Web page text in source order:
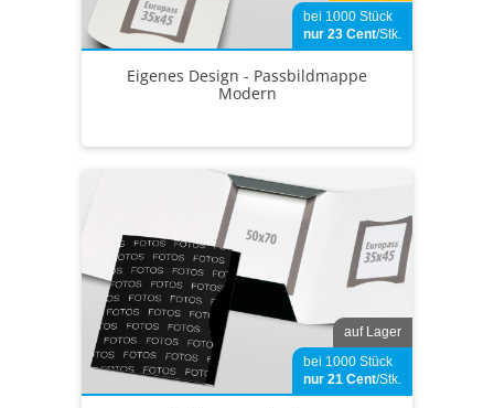
bei 1000 Stück
nur 23 Cent/Stk.
Eigenes Design - Passbildmappe
Modern
auf Lager
bei 1000 Stück
nur 21 Cent/Stk.